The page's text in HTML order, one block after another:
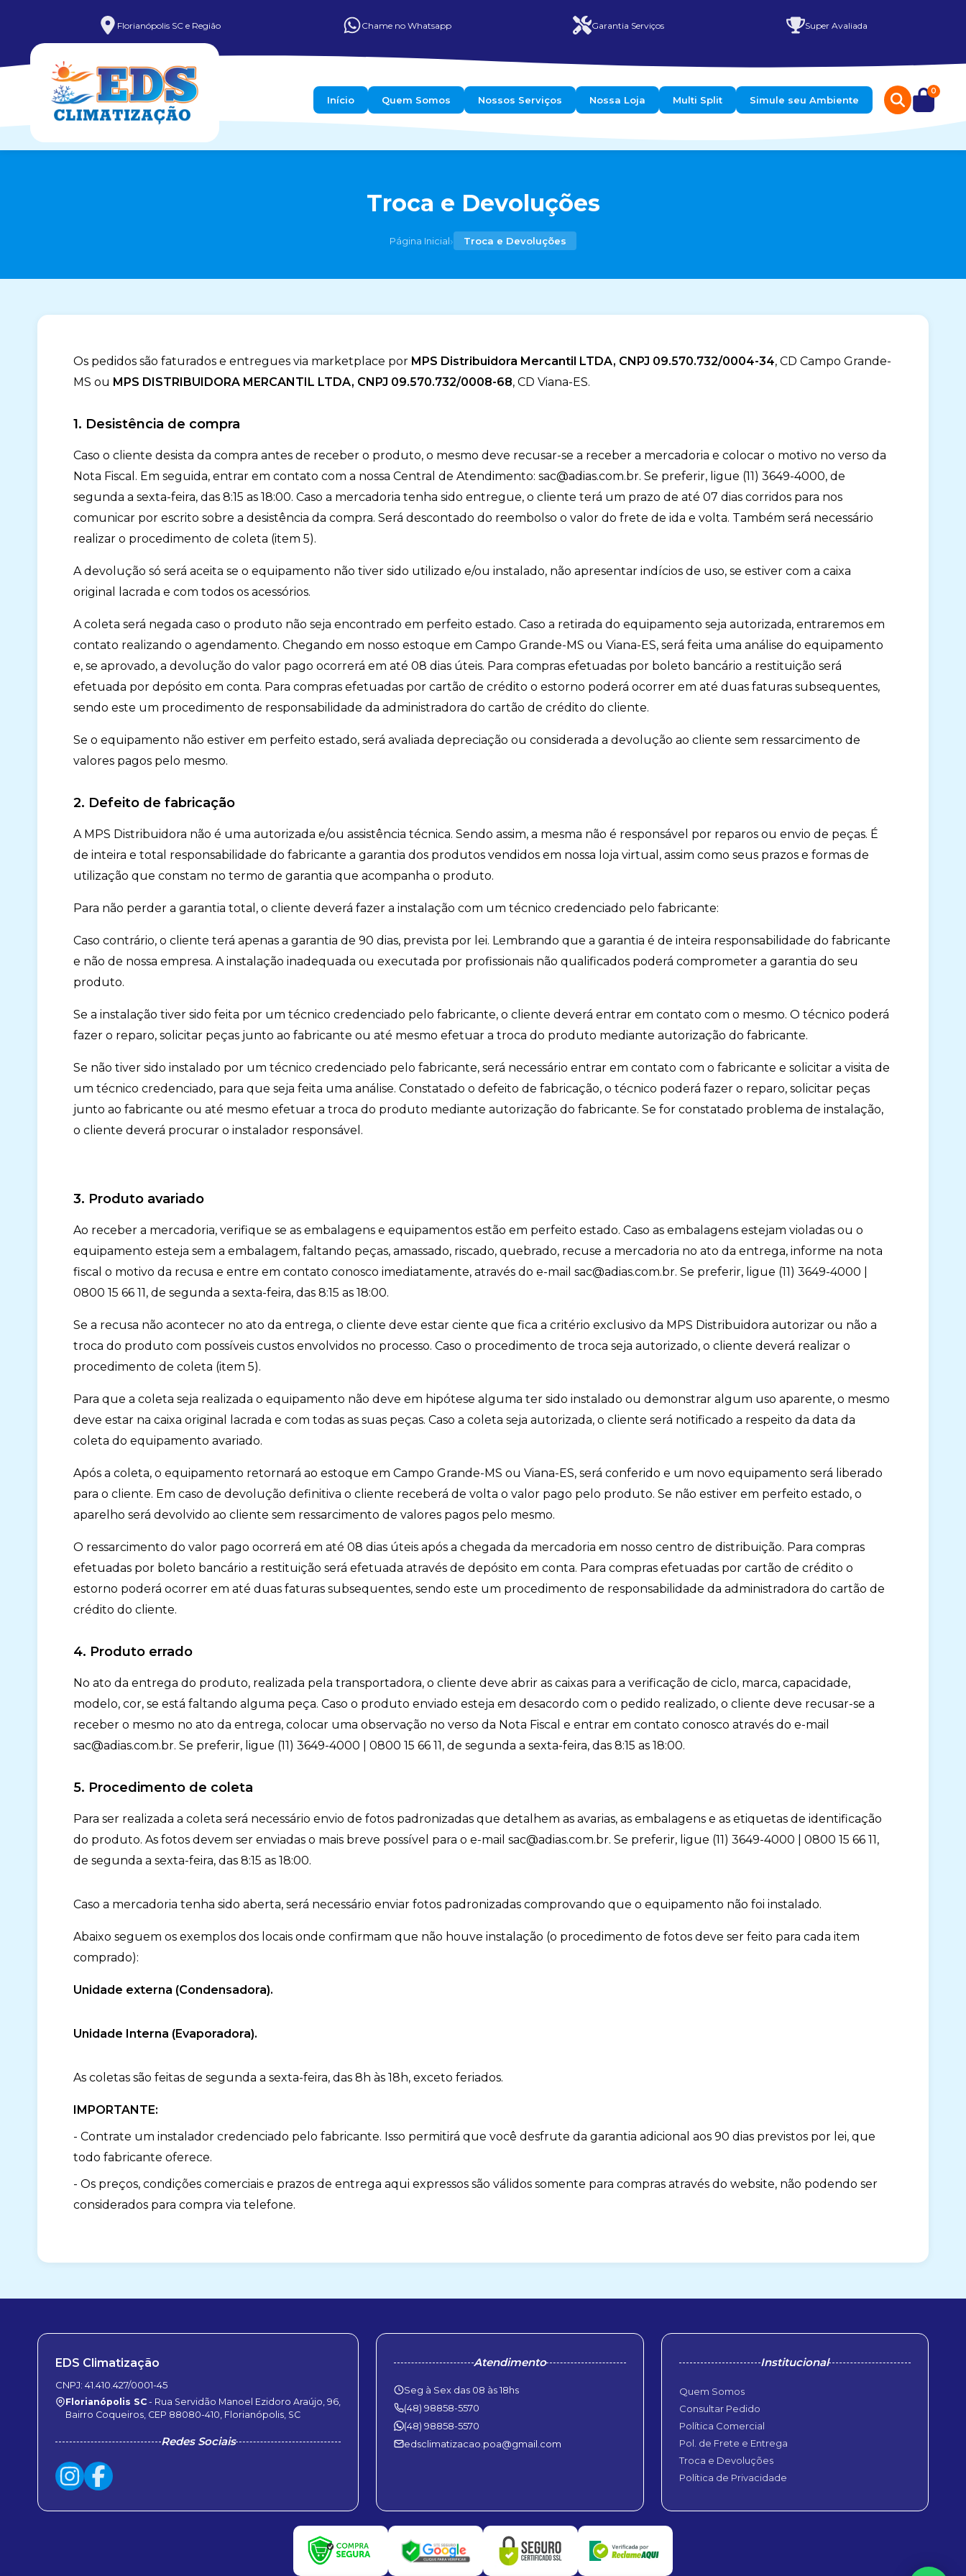
Florianópolis SC e Região Chame no Whatsapp Garantia Serviços Super Avaliada
Início Quem Somos Nossos Serviços Nossa Loja Multi Split Simule seu Ambiente
0
Troca e Devoluções
Página Inicial› Troca e Devoluções
Os pedidos são faturados e entregues via marketplace por MPS Distribuidora Mercantil LTDA, CNPJ 09.570.732/0004-34, CD Campo Grande-
MS ou MPS DISTRIBUIDORA MERCANTIL LTDA, CNPJ 09.570.732/0008-68, CD Viana-ES.
1. Desistência de compra
Caso o cliente desista da compra antes de receber o produto, o mesmo deve recusar-se a receber a mercadoria e colocar o motivo no verso da
Nota Fiscal. Em seguida, entrar em contato com a nossa Central de Atendimento: sac@adias.com.br. Se preferir, ligue (11) 3649-4000, de
segunda a sexta-feira, das 8:15 as 18:00. Caso a mercadoria tenha sido entregue, o cliente terá um prazo de até 07 dias corridos para nos
comunicar por escrito sobre a desistência da compra. Será descontado do reembolso o valor do frete de ida e volta. Também será necessário
realizar o procedimento de coleta (item 5).
A devolução só será aceita se o equipamento não tiver sido utilizado e/ou instalado, não apresentar indícios de uso, se estiver com a caixa
original lacrada e com todos os acessórios.
A coleta será negada caso o produto não seja encontrado em perfeito estado. Caso a retirada do equipamento seja autorizada, entraremos em
contato realizando o agendamento. Chegando em nosso estoque em Campo Grande-MS ou Viana-ES, será feita uma análise do equipamento
e, se aprovado, a devolução do valor pago ocorrerá em até 08 dias úteis. Para compras efetuadas por boleto bancário a restituição será
efetuada por depósito em conta. Para compras efetuadas por cartão de crédito o estorno poderá ocorrer em até duas faturas subsequentes,
sendo este um procedimento de responsabilidade da administradora do cartão de crédito do cliente.
Se o equipamento não estiver em perfeito estado, será avaliada depreciação ou considerada a devolução ao cliente sem ressarcimento de
valores pagos pelo mesmo.
2. Defeito de fabricação
A MPS Distribuidora não é uma autorizada e/ou assistência técnica. Sendo assim, a mesma não é responsável por reparos ou envio de peças. É
de inteira e total responsabilidade do fabricante a garantia dos produtos vendidos em nossa loja virtual, assim como seus prazos e formas de
utilização que constam no termo de garantia que acompanha o produto.
Para não perder a garantia total, o cliente deverá fazer a instalação com um técnico credenciado pelo fabricante:
Caso contrário, o cliente terá apenas a garantia de 90 dias, prevista por lei. Lembrando que a garantia é de inteira responsabilidade do fabricante
e não de nossa empresa. A instalação inadequada ou executada por profissionais não qualificados poderá comprometer a garantia do seu
produto.
Se a instalação tiver sido feita por um técnico credenciado pelo fabricante, o cliente deverá entrar em contato com o mesmo. O técnico poderá
fazer o reparo, solicitar peças junto ao fabricante ou até mesmo efetuar a troca do produto mediante autorização do fabricante.
Se não tiver sido instalado por um técnico credenciado pelo fabricante, será necessário entrar em contato com o fabricante e solicitar a visita de
um técnico credenciado, para que seja feita uma análise. Constatado o defeito de fabricação, o técnico poderá fazer o reparo, solicitar peças
junto ao fabricante ou até mesmo efetuar a troca do produto mediante autorização do fabricante. Se for constatado problema de instalação,
o cliente deverá procurar o instalador responsável.
3. Produto avariado
Ao receber a mercadoria, verifique se as embalagens e equipamentos estão em perfeito estado. Caso as embalagens estejam violadas ou o
equipamento esteja sem a embalagem, faltando peças, amassado, riscado, quebrado, recuse a mercadoria no ato da entrega, informe na nota
fiscal o motivo da recusa e entre em contato conosco imediatamente, através do e-mail sac@adias.com.br. Se preferir, ligue (11) 3649-4000 |
0800 15 66 11, de segunda a sexta-feira, das 8:15 as 18:00.
Se a recusa não acontecer no ato da entrega, o cliente deve estar ciente que fica a critério exclusivo da MPS Distribuidora autorizar ou não a
troca do produto com possíveis custos envolvidos no processo. Caso o procedimento de troca seja autorizado, o cliente deverá realizar o
procedimento de coleta (item 5).
Para que a coleta seja realizada o equipamento não deve em hipótese alguma ter sido instalado ou demonstrar algum uso aparente, o mesmo
deve estar na caixa original lacrada e com todas as suas peças. Caso a coleta seja autorizada, o cliente será notificado a respeito da data da
coleta do equipamento avariado.
Após a coleta, o equipamento retornará ao estoque em Campo Grande-MS ou Viana-ES, será conferido e um novo equipamento será liberado
para o cliente. Em caso de devolução definitiva o cliente receberá de volta o valor pago pelo produto. Se não estiver em perfeito estado, o
aparelho será devolvido ao cliente sem ressarcimento de valores pagos pelo mesmo.
O ressarcimento do valor pago ocorrerá em até 08 dias úteis após a chegada da mercadoria em nosso centro de distribuição. Para compras
efetuadas por boleto bancário a restituição será efetuada através de depósito em conta. Para compras efetuadas por cartão de crédito o
estorno poderá ocorrer em até duas faturas subsequentes, sendo este um procedimento de responsabilidade da administradora do cartão de
crédito do cliente.
4. Produto errado
No ato da entrega do produto, realizada pela transportadora, o cliente deve abrir as caixas para a verificação de ciclo, marca, capacidade,
modelo, cor, se está faltando alguma peça. Caso o produto enviado esteja em desacordo com o pedido realizado, o cliente deve recusar-se a
receber o mesmo no ato da entrega, colocar uma observação no verso da Nota Fiscal e entrar em contato conosco através do e-mail
sac@adias.com.br. Se preferir, ligue (11) 3649-4000 | 0800 15 66 11, de segunda a sexta-feira, das 8:15 as 18:00.
5. Procedimento de coleta
Para ser realizada a coleta será necessário envio de fotos padronizadas que detalhem as avarias, as embalagens e as etiquetas de identificação
do produto. As fotos devem ser enviadas o mais breve possível para o e-mail sac@adias.com.br. Se preferir, ligue (11) 3649-4000 | 0800 15 66 11,
de segunda a sexta-feira, das 8:15 as 18:00.
Caso a mercadoria tenha sido aberta, será necessário enviar fotos padronizadas comprovando que o equipamento não foi instalado.
Abaixo seguem os exemplos dos locais onde confirmam que não houve instalação (o procedimento de fotos deve ser feito para cada item
comprado):
Unidade externa (Condensadora).
Unidade Interna (Evaporadora).
As coletas são feitas de segunda a sexta-feira, das 8h às 18h, exceto feriados.
IMPORTANTE:
- Contrate um instalador credenciado pelo fabricante. Isso permitirá que você desfrute da garantia adicional aos 90 dias previstos por lei, que
todo fabricante oferece.
- Os preços, condições comerciais e prazos de entrega aqui expressos são válidos somente para compras através do website, não podendo ser
considerados para compra via telefone.
EDS Climatização
CNPJ: 41.410.427/0001-45
Florianópolis SC - Rua Servidão Manoel Ezidoro Araújo, 96,
Bairro Coqueiros, CEP 88080-410, Florianópolis, SC
Redes Sociais
Atendimento
Seg à Sex das 08 às 18hs
(48) 98858-5570
(48) 98858-5570
edsclimatizacao.poa@gmail.com
Institucional
Quem Somos
Consultar Pedido
Política Comercial
Pol. de Frete e Entrega
Troca e Devoluções
Política de Privacidade